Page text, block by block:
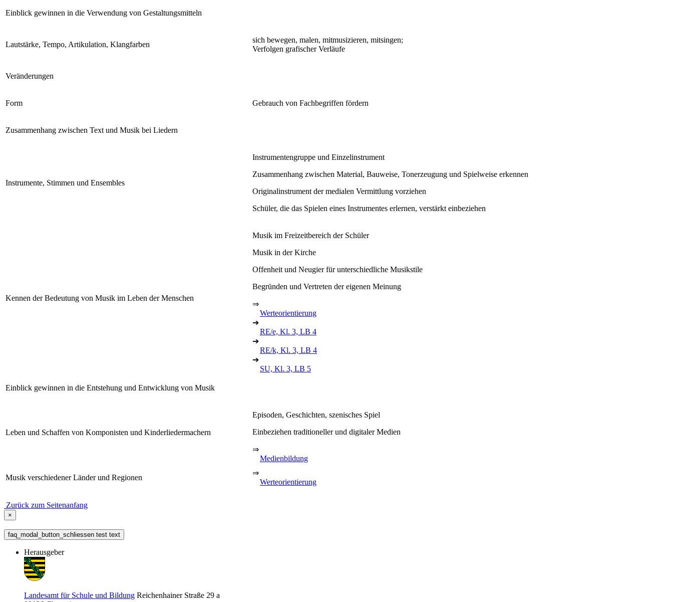
Einblick gewinnen in die Verwendung von Gestaltungsmitteln
Lautstärke, Tempo, Artikulation, Klangfarben
sich bewegen, malen, mitmusizieren, mitsingen;
Verfolgen grafischer Verläufe
Veränderungen
Form Gebrauch von Fachbegriffen fördern
Zusammenhang zwischen Text und Musik bei Liedern
Instrumente, Stimmen und Ensembles
Instrumentengruppe und Einzelinstrument
Zusammenhang zwischen Material, Bauweise, Tonerzeugung und Spielweise erkennen
Originalinstrument der medialen Vermittlung vorziehen
Schüler, die das Spielen eines Instrumentes erlernen, verstärkt einbeziehen
Kennen der Bedeutung von Musik im Leben der Menschen
Musik im Freizeitbereich der Schüler
Musik in der Kirche
Offenheit und Neugier für unterschiedliche Musikstile
Begründen und Vertreten der eigenen Meinung
⇒
Werteorientierung
➔
RE/e, Kl. 3, LB 4
➔
RE/k, Kl. 3, LB 4
➔
SU, Kl. 3, LB 5
Einblick gewinnen in die Entstehung und Entwicklung von Musik
Leben und Schaffen von Komponisten und Kinderliedermachern
Episoden, Geschichten, szenisches Spiel
Einbeziehen traditioneller und digitaler Medien
⇒
Medienbildung
Musik verschiedener Länder und Regionen
⇒
Werteorientierung
Zurück zum Seitenanfang
×
faq_modal_button_schliessen test text
Herausgeber
Landesamt für Schule und Bildung Reichenhainer Straße 29 a